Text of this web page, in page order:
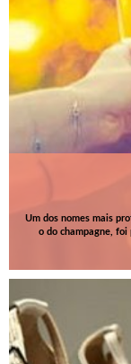
Um dos nomes mais
o do champagne,